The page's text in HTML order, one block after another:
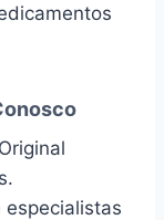
especialistas